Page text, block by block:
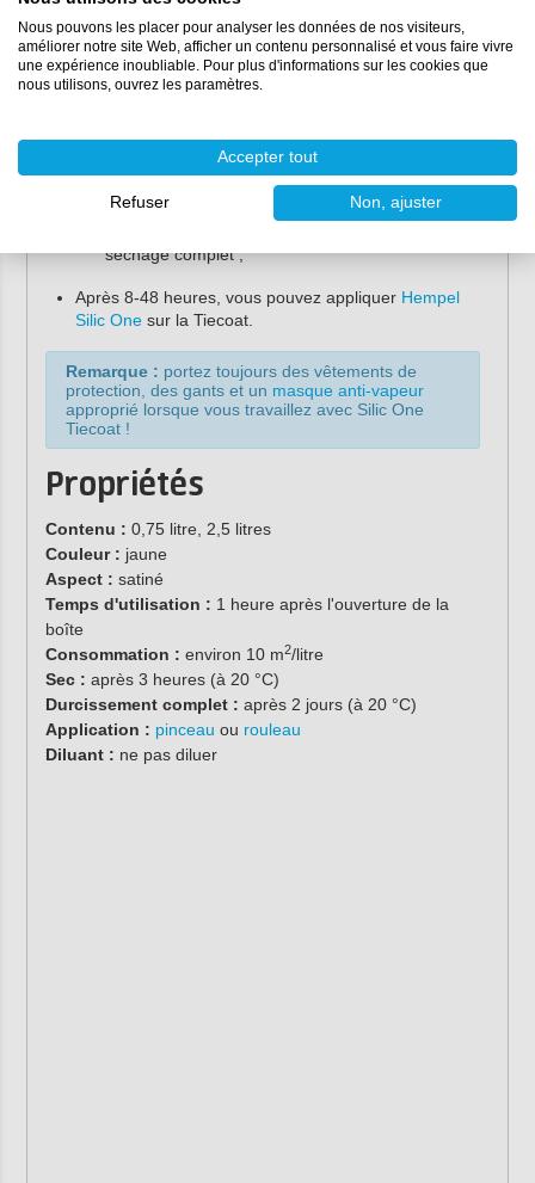
Appliquez 1 couche de Tiecoat.
L'application de la couche de liaison sur le Light
Primer est possible après 72 heures maximum, ou
Immergez complètement le rouleau/pinceau dans
la peinture et appliquez par touches légères et
lisses pour une couverture complète.
séchage complet ;
Après 8-48 heures, vous pouvez appliquer Hempel
Silic Onesur la Tiecoat.
Remarque : portez toujours des vêtements de
protection, des gants et un masque anti-vapeur
approprié lorsque vous travaillez avec Silic One
Tiecoat !
Propriétés
Contenu : 0,75 litre, 2,5 litres
Couleur : jaune
Aspect : satiné
Temps d'utilisation : 1 heure après l'ouverture de la
boîte
Consommation : environ 10 m2/litre
Sec : après 3 heures (à 20 °C)
Durcissement complet : après 2 jours (à 20 °C)
Application : pinceau ou rouleau
Diluant : ne pas diluer
Nous pouvons les placer pour analyser les données de nos visiteurs,
améliorer notre site Web, afficher un contenu personnalisé et vous faire vivre
une expérience inoubliable. Pour plus d'informations sur les cookies que
nous utilisons, ouvrez les paramètres.
Accepter tout
Refuser Non, ajuster